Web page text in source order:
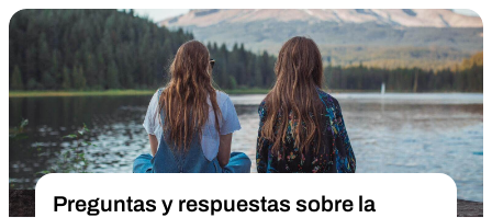
Preguntas y respuestas sobre la